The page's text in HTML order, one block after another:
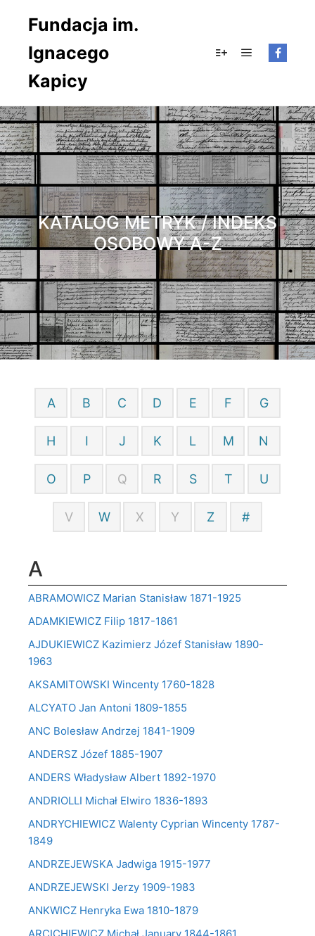
Fundacja im.
Ignacego
Kapicy
KATALOG METRYK / INDEKS
OSOBOWY A-Z
A B C D E F G
H I J K L M N
O P Q R S T U
V W X Y Z #
A
ABRAMOWICZ Marian Stanisław 1871-1925
ADAMKIEWICZ Filip 1817-1861
AJDUKIEWICZ Kazimierz Józef Stanisław 1890-
1963
AKSAMITOWSKI Wincenty 1760-1828
ALCYATO Jan Antoni 1809-1855
ANC Bolesław Andrzej 1841-1909
ANDERSZ Józef 1885-1907
ANDERS Władysław Albert 1892-1970
ANDRIOLLI Michał Elwiro 1836-1893
ANDRYCHIEWICZ Walenty Cyprian Wincenty 1787-
1849
ANDRZEJEWSKA Jadwiga 1915-1977
ANDRZEJEWSKI Jerzy 1909-1983
ANKWICZ Henryka Ewa 1810-1879